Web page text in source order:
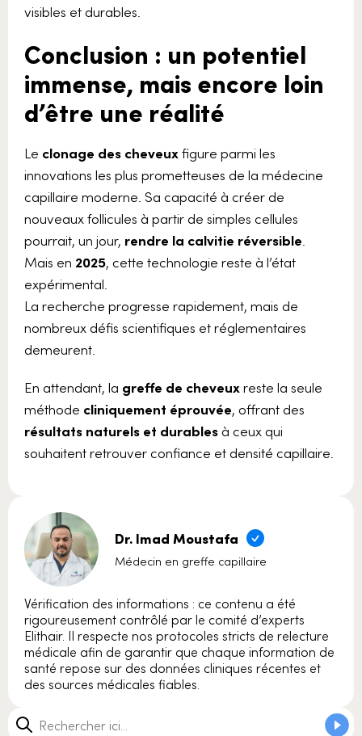
visibles et durables.
Conclusion : un potentiel
immense, mais encore loin
d’être une réalité
Le clonage des cheveux figure parmi les
innovations les plus prometteuses de la médecine
capillaire moderne. Sa capacité à créer de
nouveaux follicules à partir de simples cellules
pourrait, un jour, rendre la calvitie réversible
Mais en 2025, cette technologie reste à l’état
expérimental.
La recherche progresse rapidement, mais de
nombreux défis scientifiques et réglementaires
demeurent.
En attendant, la greffe de cheveux reste la seule
méthode cliniquement éprouvée, offrant des
résultats naturels et durablesà ceux qui
souhaitent retrouver confiance et densité capillaire.
Dr. Imad Moustafa
Médecin en greffe capillaire
Vérification des informations : ce contenu a été
rigoureusement contrôlé par le comité d’experts
Elithair. Il respecte nos protocoles stricts de relecture
médicale afin de garantir que chaque information de
santé repose sur des données cliniques récentes et
des sources médicales fiables.